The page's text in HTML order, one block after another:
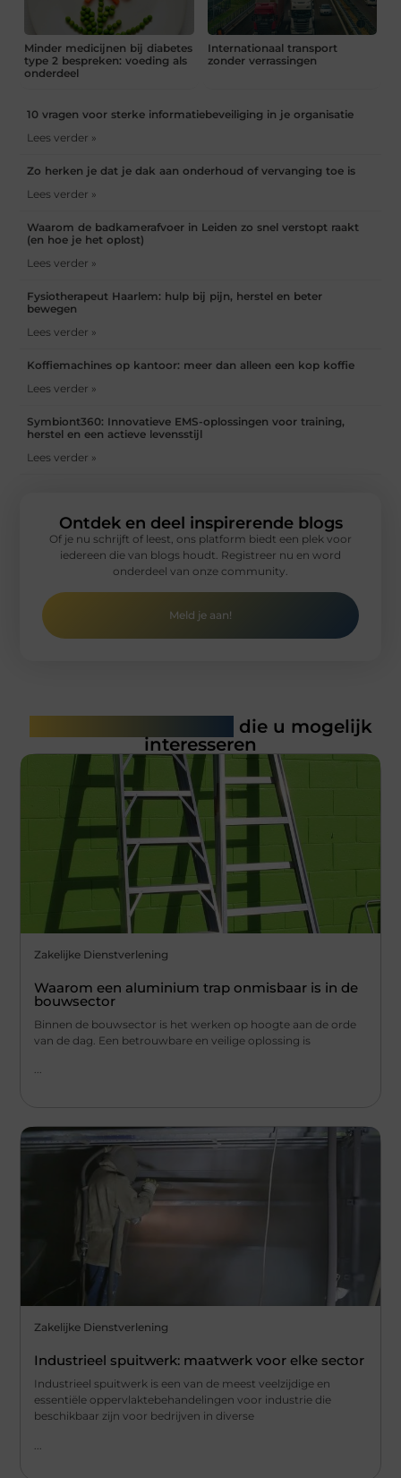
Minder medicijnen bij diabetes
type 2 bespreken: voeding als
onderdeel
Internationaal transport
zonder verrassingen
10 vragen voor sterke informatiebeveiliging in je organisatie
Lees verder »
Zo herken je dat je dak aan onderhoud of vervanging toe is
Lees verder »
Waarom de badkamerafvoer in Leiden zo snel verstopt raakt
(en hoe je het oplost)
Lees verder »
Fysiotherapeut Haarlem: hulp bij pijn, herstel en beter
bewegen
Lees verder »
Koffiemachines op kantoor: meer dan alleen een kop koffie
Lees verder »
Symbiont360: Innovatieve EMS-oplossingen voor training,
herstel en een actieve levensstijl
Lees verder »
Ontdek en deel inspirerende blogs
Of je nu schrijft of leest, ons platform biedt een plek voor
iedereen die van blogs houdt. Registreer nu en word
onderdeel van onze community.
Meld je aan!
die u mogelijk
interesseren
Zakelijke Dienstverlening
Waarom een aluminium trap onmisbaar is in de
bouwsector
Binnen de bouwsector is het werken op hoogte aan de orde
van de dag. Een betrouwbare en veilige oplossing is
...
Zakelijke Dienstverlening
Industrieel spuitwerk: maatwerk voor elke sector
Industrieel spuitwerk is een van de meest veelzijdige en
essentiële oppervlaktebehandelingen voor industrie die
beschikbaar zijn voor bedrijven in diverse